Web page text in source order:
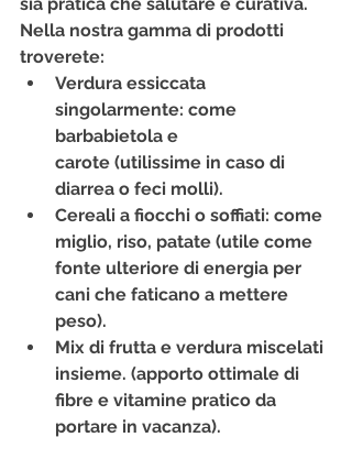
Nella nostra gamma di prodotti
troverete:
Verdura essiccata
singolarmente: come
barbabietola e
carote (utilissime in caso di
diarrea o feci molli).
Cereali a fiocchi o soffiati: come
miglio, riso, patate (utile come
fonte ulteriore di energia per
cani che faticano a mettere
peso).
Mix di frutta e verdura miscelati
insieme. (apporto ottimale di
fibre e vitamine pratico da
portare in vacanza).